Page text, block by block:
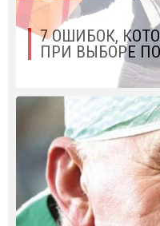
7 ОШИБОК,
ПРИ ВЫБОРЕ